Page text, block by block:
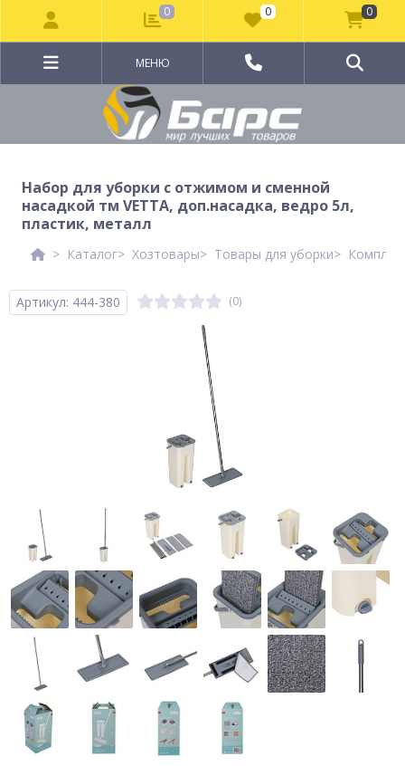
МЕНЮ
Набор для уборки с отжимом и сменной
насадкой тм VETTA, доп.насадка, ведро 5л,
пластик, металл
Каталог Хозтовары Товары для уборки
Артикул: 444-380 (0)
0 0 0